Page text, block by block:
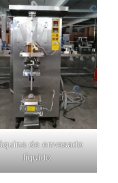
de envasado
líquido